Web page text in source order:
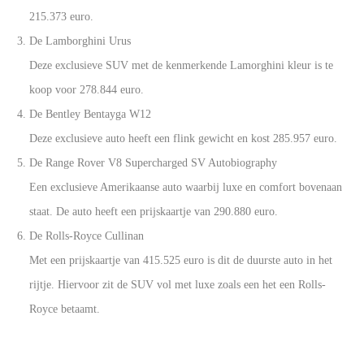
215.373 euro.
De Lamborghini Urus
Deze exclusieve SUV met de kenmerkende Lamorghini kleur is te
koop voor 278.844 euro.
De Bentley Bentayga W12
Deze exclusieve auto heeft een flink gewicht en kost 285.957 euro.
De Range Rover V8 Supercharged SV Autobiography
Een exclusieve Amerikaanse auto waarbij luxe en comfort bovenaan
staat. De auto heeft een prijskaartje van 290.880 euro.
De Rolls-Royce Cullinan
Met een prijskaartje van 415.525 euro is dit de duurste auto in het
rijtje. Hiervoor zit de SUV vol met luxe zoals een het een Rolls-
Royce betaamt.